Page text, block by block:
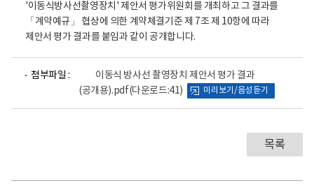
'이동식방사선촬영장치' 제안서 평가위원회를 개최하고 그 결과를
「계약예규」 협상에 의한 계약체결기준 제 7조 제 10항에 따라
제안서 평가 결과를 붙임과 같이 공개합니다.
첨부파일 :
이동식 방사선 촬영장치 제안서 평가 결과
(공개용).pdf(다운로드:41)
어
미리보기/음성듣기
목록